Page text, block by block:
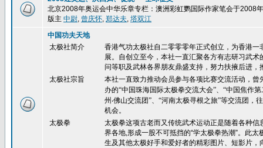
北京2008年奥运会中华乐章专栏：澳洲彩虹鹦国际作家笔会于2008
版主 中尉, 曾庆怀, 郑达夫, 塔双江
中国功夫天地
太极社简介
香港气功太极社自二零零零年正式创立，为香港
展。自创立至今，本社一直汇聚各方有志研习武
问等职及武林各界朋友鼎盛支持，努力扶掖后进，
太极社宗旨
本社一直致力推动会员参与各项比赛交流活动，
办的“中国珠海国际太极拳交流大会”、“中国焦作
州 ‧佛山交流团”、“河南太极寻根之旅”等交流团，
机会。
太极拳
太极拳这项古老而又传统武术运动正是随着各种
界各地,形成一股不可抵挡的“学太极拳热潮”。此
生及其他太极好手和爱好者的精彩图片、短影片